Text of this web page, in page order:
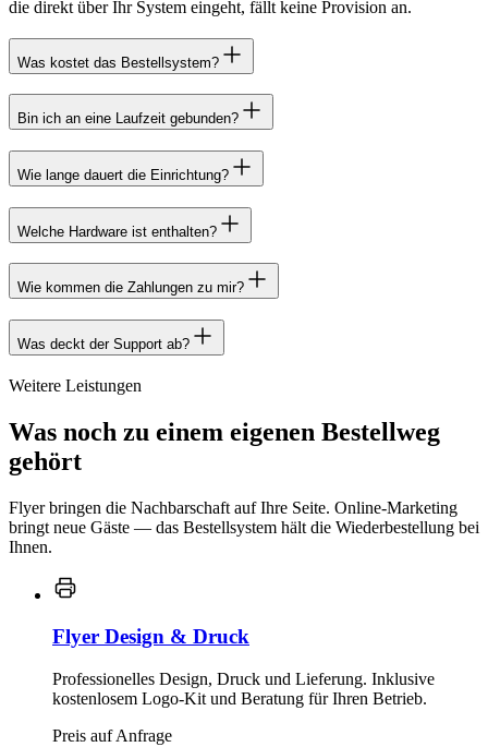
die direkt über Ihr System eingeht, fällt keine Provision an.
Was kostet das Bestellsystem?
Bin ich an eine Laufzeit gebunden?
Wie lange dauert die Einrichtung?
Welche Hardware ist enthalten?
Wie kommen die Zahlungen zu mir?
Was deckt der Support ab?
Weitere Leistungen
Was noch zu einem eigenen Bestellweg
gehört
Flyer bringen die Nachbarschaft auf Ihre Seite. Online-Marketing
bringt neue Gäste — das Bestellsystem hält die Wiederbestellung bei
Ihnen.
Flyer Design & Druck
Professionelles Design, Druck und Lieferung. Inklusive
kostenlosem Logo-Kit und Beratung für Ihren Betrieb.
Preis auf Anfrage